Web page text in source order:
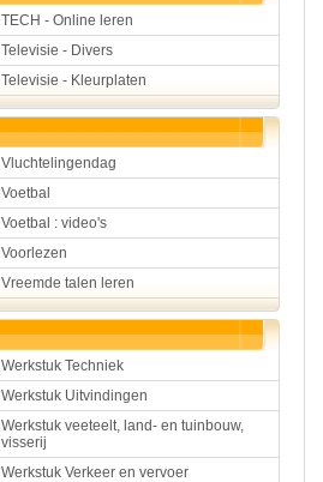
TECH - Online leren
Televisie - Divers
Televisie - Kleurplaten
Vluchtelingendag
Voetbal
Voetbal : video's
Voorlezen
Vreemde talen leren
Werkstuk Techniek
Werkstuk Uitvindingen
Werkstuk veeteelt, land- en tuinbouw,
visserij
Werkstuk Verkeer en vervoer